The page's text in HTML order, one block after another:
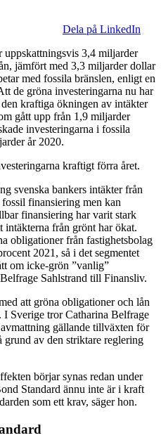
Dela på LinkedIn
uppskattningsvis 3,4 miljarder
jämfört med 3,3 miljarder dollar
med fossila bränslen, enligt en
de gröna investeringarna nu har
kraftiga ökningen av intäkter
gått upp från 1,9 miljarder
investeringarna i fossila
år 2020.
kraftigt förra året.
svenska bankers intäkter från
finansiering men kan
finansiering har varit stark
intäkterna från grönt har ökat.
obligationer från fastighetsbolag
2021, så i det segmentet
om icke-grön ”vanlig”
Sahlstrand till Finansliv.
att gröna obligationer och lån
I Sverige tror Catharina Belfrage
gällande tillväxten för
av den striktare reglering
börjar synas redan under
Standard ännu inte är i kraft
som ett krav, säger hon.